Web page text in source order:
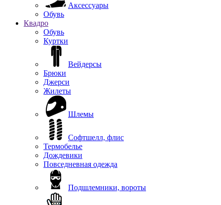
Аксессуары
Обувь
Квадро
Обувь
Куртки
Вейдерсы
Брюки
Джерси
Жилеты
Шлемы
Софтшелл, флис
Термобелье
Дождевики
Повседневная одежда
Подшлемники, вороты